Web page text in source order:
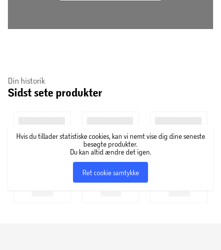
Din historik
Sidst sete produkter
Hvis du tillader statistiske cookies, kan vi nemt vise dig dine seneste
besøgte produkter.
Du kan altid ændre det igen.
Ret cookie samtykke